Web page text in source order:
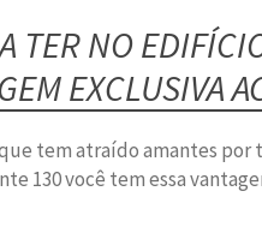
TER NO
EXCLUSIVA
tem atraído amantes
130 você tem essa